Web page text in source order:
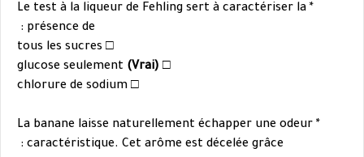
* Le test à la liqueur de Fehling sert à
caractériser la
présence de :
□
□
(Vrai)
□ chlorure de sodium
* La banane laisse naturellement échapper
une odeur
caractéristique. Cet arôme est décelée grâce :